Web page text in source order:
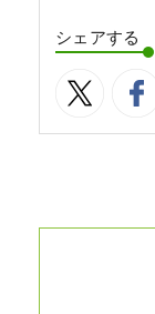
シェアする